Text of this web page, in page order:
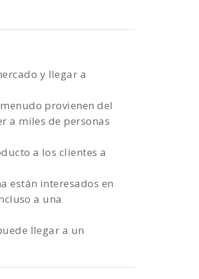
y llegar a
provienen del
a miles de personas
a los clientes a
están interesados ​​en
a una
llegar a un